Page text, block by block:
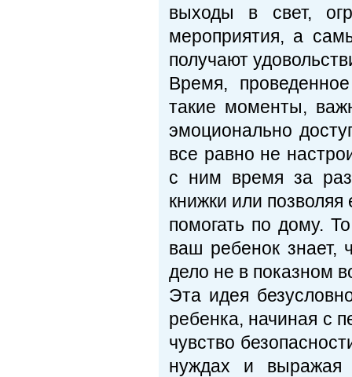
выходы в свет,
мероприятия, а
получают
Время,
такие моменты,
эмоционально
все равно не
с ним время за
книжки или позволяя
помогать по дому.
ваш ребенок
дело не в показном
Эта идея
ребенка, начиная с
чувство
нуждах и выражая